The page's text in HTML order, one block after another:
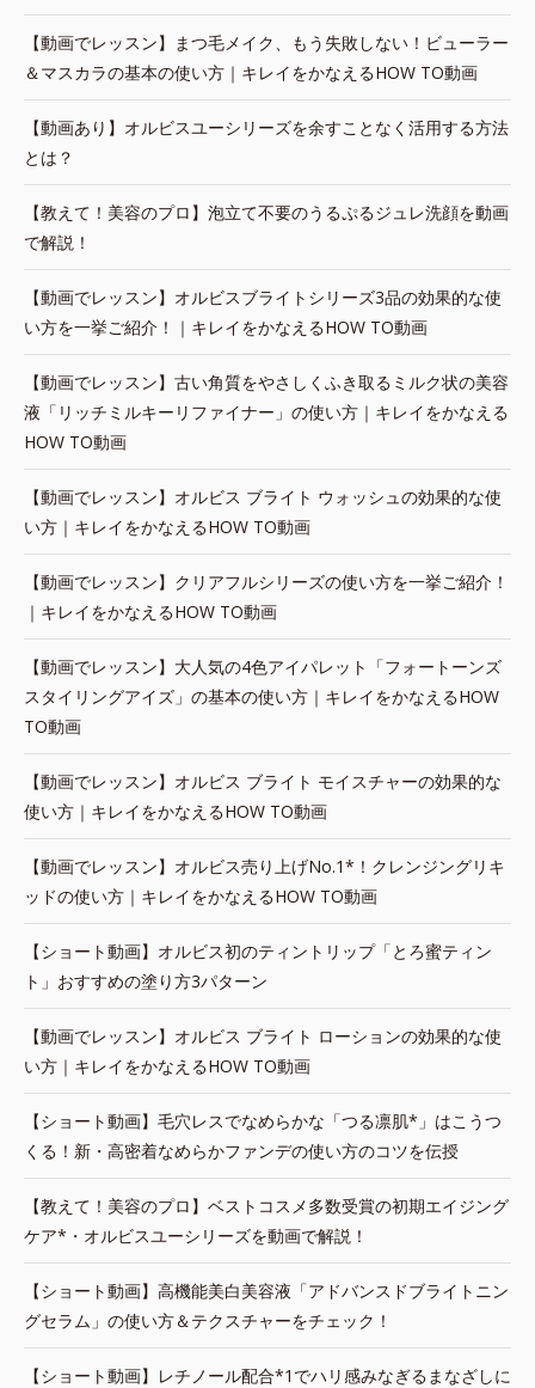
【動画でレッスン】まつ毛メイク、もう失敗しない！ビューラー
＆マスカラの基本の使い方｜キレイをかなえるHOW TO動画
【動画あり】オルビスユーシリーズを余すことなく活用する方法
とは？
【教えて！美容のプロ】泡立て不要のうるぷるジュレ洗顔を動画
で解説！
【動画でレッスン】オルビスブライトシリーズ3品の効果的な使
い方を一挙ご紹介！｜キレイをかなえるHOW TO動画
【動画でレッスン】古い角質をやさしくふき取るミルク状の美容
液「リッチミルキーリファイナー」の使い方｜キレイをかなえる
HOW TO動画
【動画でレッスン】オルビス ブライト ウォッシュの効果的な使
い方｜キレイをかなえるHOW TO動画
【動画でレッスン】クリアフルシリーズの使い方を一挙ご紹介！
｜キレイをかなえるHOW TO動画
【動画でレッスン】大人気の4色アイパレット「フォートーンズ
スタイリングアイズ」の基本の使い方｜キレイをかなえるHOW
TO動画
【動画でレッスン】オルビス ブライト モイスチャーの効果的な
使い方｜キレイをかなえるHOW TO動画
【動画でレッスン】オルビス売り上げNo.1*！クレンジングリキ
ッドの使い方｜キレイをかなえるHOW TO動画
【ショート動画】オルビス初のティントリップ「とろ蜜ティン
ト」おすすめの塗り方3パターン
【動画でレッスン】オルビス ブライト ローションの効果的な使
い方｜キレイをかなえるHOW TO動画
【ショート動画】毛穴レスでなめらかな「つる凛肌*」はこうつ
くる！新・高密着なめらかファンデの使い方のコツを伝授
【教えて！美容のプロ】ベストコスメ多数受賞の初期エイジング
ケア*・オルビスユーシリーズを動画で解説！
【ショート動画】高機能美白美容液「アドバンスドブライトニン
グセラム」の使い方＆テクスチャーをチェック！
【ショート動画】レチノール配合*1でハリ感みなぎるまなざしに